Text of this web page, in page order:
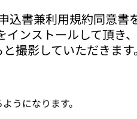
書兼利用規約同意書
ンストールして頂き
撮影していただきます。
うになります。